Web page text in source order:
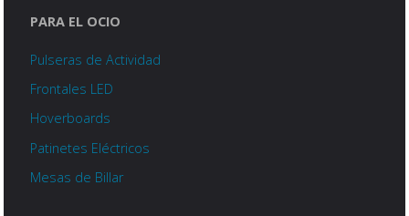
PARA EL OCIO
Pulseras de Actividad
Frontales LED
Hoverboards
Patinetes Eléctricos
Mesas de Billar